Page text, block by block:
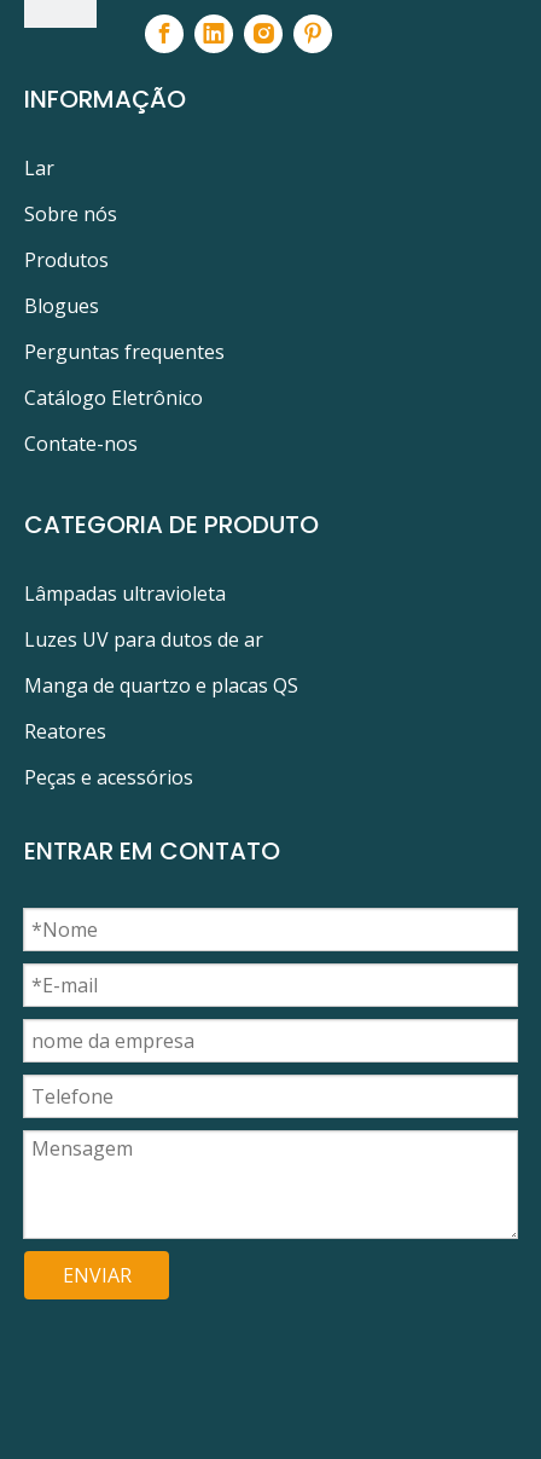
INFORMAÇÃO
Lar
Sobre nós
Produtos
Blogues
Perguntas frequentes
Catálogo Eletrônico
Contate-nos
CATEGORIA DE PRODUTO
Lâmpadas ultravioleta
Luzes UV para dutos de ar
Manga de quartzo e placas QS
Reatores
Peças e acessórios
ENTRAR EM CONTATO
ENVIAR